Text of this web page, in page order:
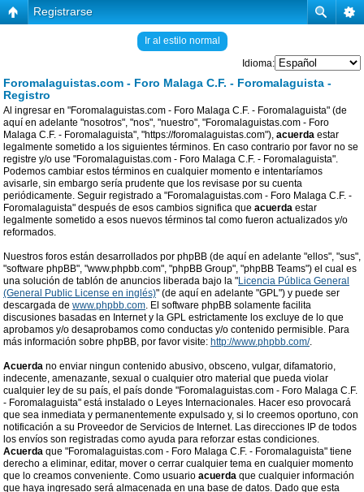
Registrarse
Ir al estilo normal
Idioma:
Foromalaguistas.com - Foro Malaga C.F. - Foromalaguista -
Registro
Al ingresar en "Foromalaguistas.com - Foro Malaga C.F. - Foromalaguista" (de
aquí en adelante "nosotros", "nos", "nuestro", "Foromalaguistas.com - Foro
Malaga C.F. - Foromalaguista", "https://foromalaguistas.com"), acuerda estar
legalmente sometido a los siguientes términos. En caso contrario por favor no se
registre y/o use "Foromalaguistas.com - Foro Malaga C.F. - Foromalaguista".
Podemos cambiar estos términos en cualquier momento e intentaríamos
avisarle, sin embargo sería prudente que los revisase por su cuenta
periódicamente. Seguir registrado a "Foromalaguistas.com - Foro Malaga C.F. -
Foromalaguista" después de esos cambios significa que acuerda estar
legalmente sometido a esos nuevos términos tal como fueron actualizados y/o
reformados.
Nuestros foros están desarrollados por phpBB (de aquí en adelante "ellos", "sus",
"software phpBB", "www.phpbb.com", "phpBB Group", "phpBB Teams") el cual es
una solución de tablón de anuncios liberada bajo la "Licencia Pública General
(General Public License en inglés)" (de aquí en adelante "GPL") y puede ser
descargada de www.phpbb.com. El software phpBB solamente facilita
discusiones basadas en Internet y la GPL estrictamente los excluye de lo que
aprobamos y/o desaprobamos como conductas y/o contenido permisible. Para
más información sobre phpBB, por favor visite: http://www.phpbb.com/.
Acuerda no enviar ningun contenido abusivo, obsceno, vulgar, difamatorio,
indecente, amenazante, sexual o cualquier otro material que pueda violar
cualquier ley de su país, el país donde "Foromalaguistas.com - Foro Malaga C.F.
- Foromalaguista" está instalado o Leyes Internacionales. Hacer eso provocará
que sea inmediata y permanentemente expulsado y, si lo creemos oportuno, con
notificación a su Proveedor de Servicios de Internet. Las direcciones IP de todos
los envíos son registradas como ayuda para reforzar estas condiciones.
Acuerda que "Foromalaguistas.com - Foro Malaga C.F. - Foromalaguista" tiene
derecho a eliminar, editar, mover o cerrar cualquier tema en cualquier momento
que lo creamos conveniente. Como usuario acuerda que cualquier información
que haya ingresado será almacenada en una base de datos. Dado que esta